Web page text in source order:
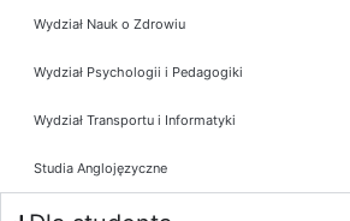
Wydział Nauk o Zdrowiu
Wydział Psychologii i Pedagogiki
Wydział Transportu i Informatyki
Studia Anglojęzyczne